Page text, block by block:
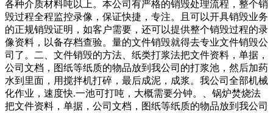
各种介质材料吨以上。本公司有严格的销毁处理流程，整个销
毁过程全程监控录像，保证快捷，专注。且可以开具销毁业务
的正规销毁证明，如客户需要，还可以提供整个销毁过程的录
像资料，以备存档查验。量的文件销毁就得去专业文件销毁公
司了。二、文件销毁的方法、纸类打浆法把文件资料，单据，
公司文档，图纸等纸质的物品放到我公司的打浆池，然后加药
水到里面，用搅拌机打碎，最后成泥，成浆。我公司全部机械
化作业，速度快.一池可打吨，大概需要分钟。、锅炉焚烧法
把文件资料，单据，公司文档，图纸等纸质的物品放到我公司